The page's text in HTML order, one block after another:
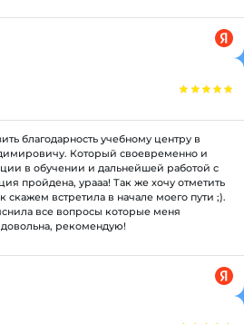
благодарность учебному центру в
Который своевременно и
в обучении и дальнейшей работой с
пройдена, урааа! Так же хочу отметить
скажем встретила в начале моего пути ;).
все вопросы которые меня
рекомендую!